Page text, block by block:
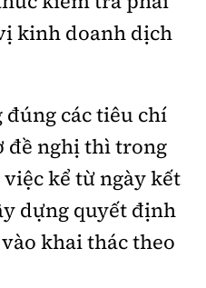
kinh doanh dịch
đúng các tiêu chí
đề nghị thì trong
kể từ ngày kết
dựng quyết định
khai thác theo